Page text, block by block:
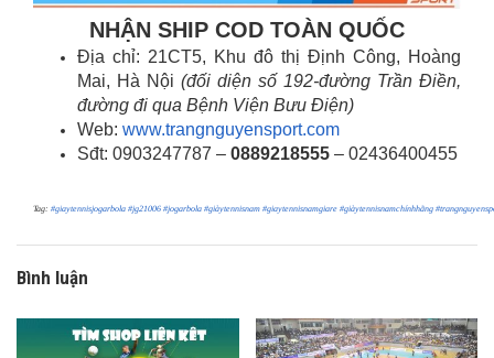
NHẬN SHIP COD TOÀN QUỐC
Địa chỉ: 21CT5, Khu đô thị Định Công, Hoàng
Mai, Hà Nội (đối diện số 192-đường Trần Điền,
đường đi qua Bệnh Viện Bưu Điện)
Web: www.trangnguyensport.com
Sđt: 0903247787 – 0889218555 – 02436400455
Tag: #giaytennisjogarbola #jg21006 #jogarbola #giàytennisnam #giaytennisnamgiare #giàytennisnamchínhhãng
Bình luận